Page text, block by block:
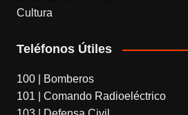
Cultura
Teléfonos Útiles
100 | Bomberos
101 | Comando Radioeléctrico